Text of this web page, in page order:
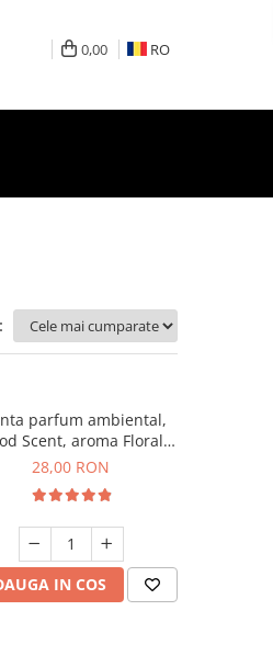
0,00 RO
parfum ambiental,
Scent, aroma Floral
Bouquet, 20 g
28,00 RON
IN COS